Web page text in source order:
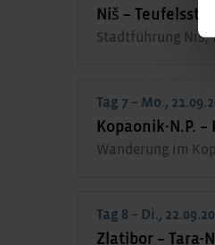
Niš –
Stadtführung Niš,
Tag 7 – Mo.,
Kopaonik-N.P.
Wanderung im
Tag 8 – Di.,
Zlatibor – Tara-